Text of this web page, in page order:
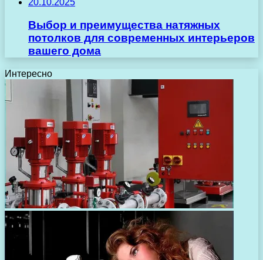
20.10.2025
Выбор и преимущества натяжных
потолков для современных интерьеров
вашего дома
Интересно